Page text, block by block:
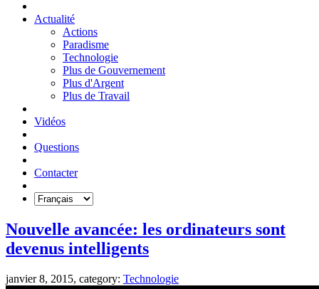
Actualité
Actions
Paradisme
Technologie
Plus de Gouvernement
Plus d'Argent
Plus de Travail
Vidéos
Questions
Contacter
Nouvelle avancée: les ordinateurs sont
devenus intelligents
janvier 8, 2015, category: Technologie